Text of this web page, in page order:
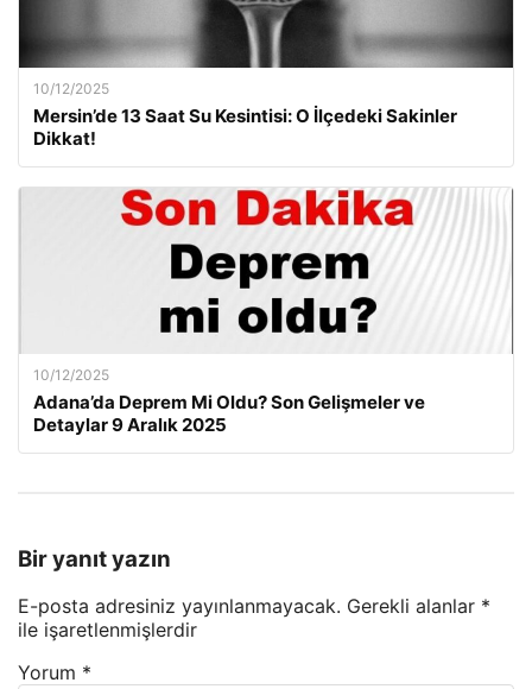
10/12/2025
Mersin’de 13 Saat Su Kesintisi: O İlçedeki Sakinler
Dikkat!
10/12/2025
Adana’da Deprem Mi Oldu? Son Gelişmeler ve
Detaylar 9 Aralık 2025
Bir yanıt yazın
E-posta adresiniz yayınlanmayacak. Gerekli alanlar *
ile işaretlenmişlerdir
Yorum *